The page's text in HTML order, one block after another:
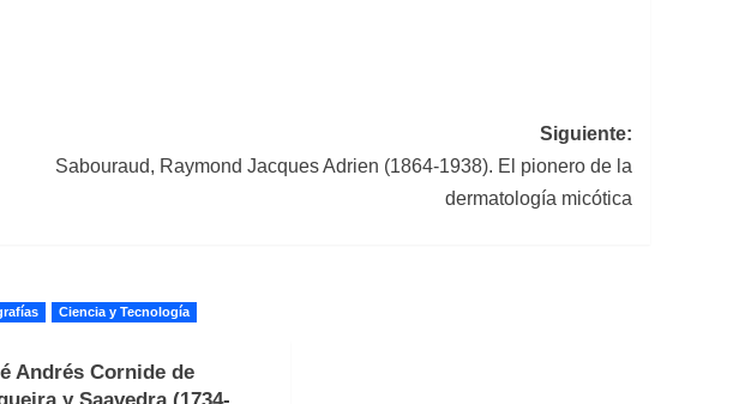
Siguiente:
Sabouraud, Raymond Jacques Adrien (1864-1938). El pionero de la
dermatología micótica
Ciencia y Tecnología
Andrés Cornide de